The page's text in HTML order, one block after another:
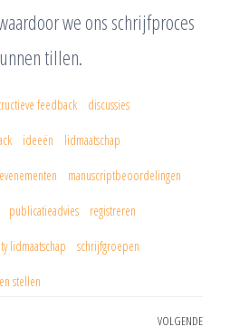
we ons schrijfproces
tillen.
feedback discussies
ideeën lidmaatschap
manuscriptbeoordelingen
publicatieadvies registreren
lidmaatschap schrijfgroepen
stellen
VOLGENDE